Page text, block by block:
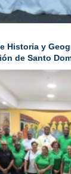
Historia y
de Santo